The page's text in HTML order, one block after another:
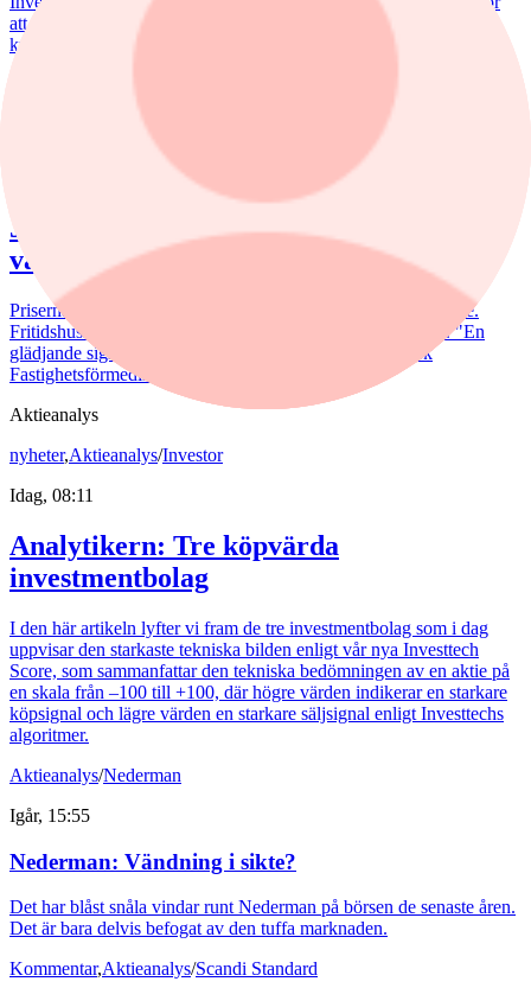
att den amerikanska börsen kan vara nära en topp och riskerar ett
kraftigt fall.
Bostadsmarknad
Juli bjöd på billigare bostadsrätter – nu
väntar en aktiv marknad
Priserna på bostadsrätter sjönk i juli medan villapriserna ökade.
Fritidshusmarknaden bjöd samtidigt på månadens tredbrott. "En
glädjande signal", menar Liza Nyberg, tf VD för Svensk
Fastighetsförmedling.
Aktieanalys
nyheter,Aktieanalys/Investor
Idag, 08:11
Analytikern: Tre köpvärda
investmentbolag
I den här artikeln lyfter vi fram de tre investmentbolag som i dag
uppvisar den starkaste tekniska bilden enligt vår nya Investtech
Score, som sammanfattar den tekniska bedömningen av en aktie på
en skala från –100 till +100, där högre värden indikerar en starkare
köpsignal och lägre värden en starkare säljsignal enligt Investtechs
algoritmer.
Aktieanalys/Nederman
Igår, 15:55
Nederman: Vändning i sikte?
Det har blåst snåla vindar runt Nederman på börsen de senaste åren.
Det är bara delvis befogat av den tuffa marknaden.
Kommentar,Aktieanalys/Scandi Standard